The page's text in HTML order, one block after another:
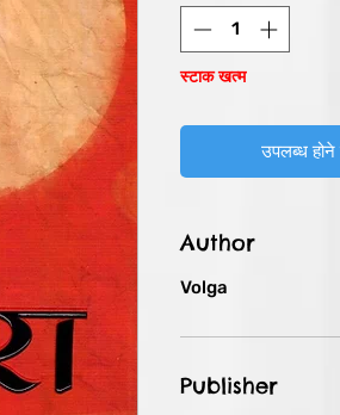
स्टाक खत्म
उपलब्ध होने
Author
Volga
Publisher